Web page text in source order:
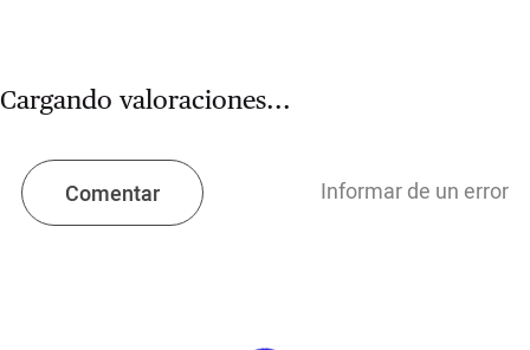
Cargando valoraciones...
Comentar Informar de un error